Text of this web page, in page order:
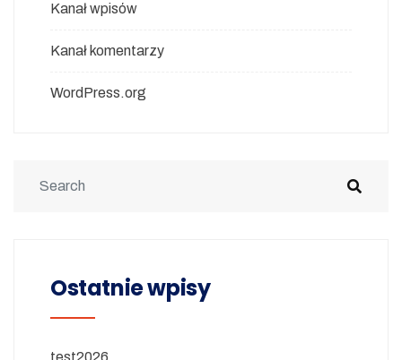
Kanał wpisów
Kanał komentarzy
WordPress.org
Ostatnie wpisy
test2026